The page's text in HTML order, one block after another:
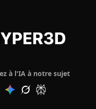
à l'IA à notre sujet